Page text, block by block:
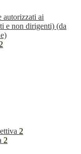
autorizzati ai
e non dirigenti) (da
2
2
2